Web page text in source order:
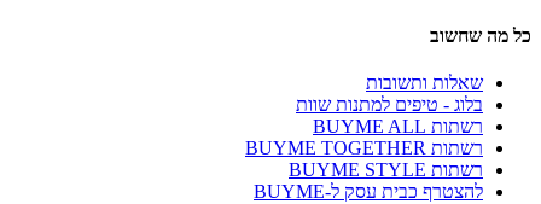
כל מה שחשוב
שאלות ותשובות
בלוג - טיפים למתנות שוות
רשתות BUYME ALL
רשתות BUYME TOGETHER
רשתות BUYME STYLE
להצטרף כבית עסק ל-BUYME